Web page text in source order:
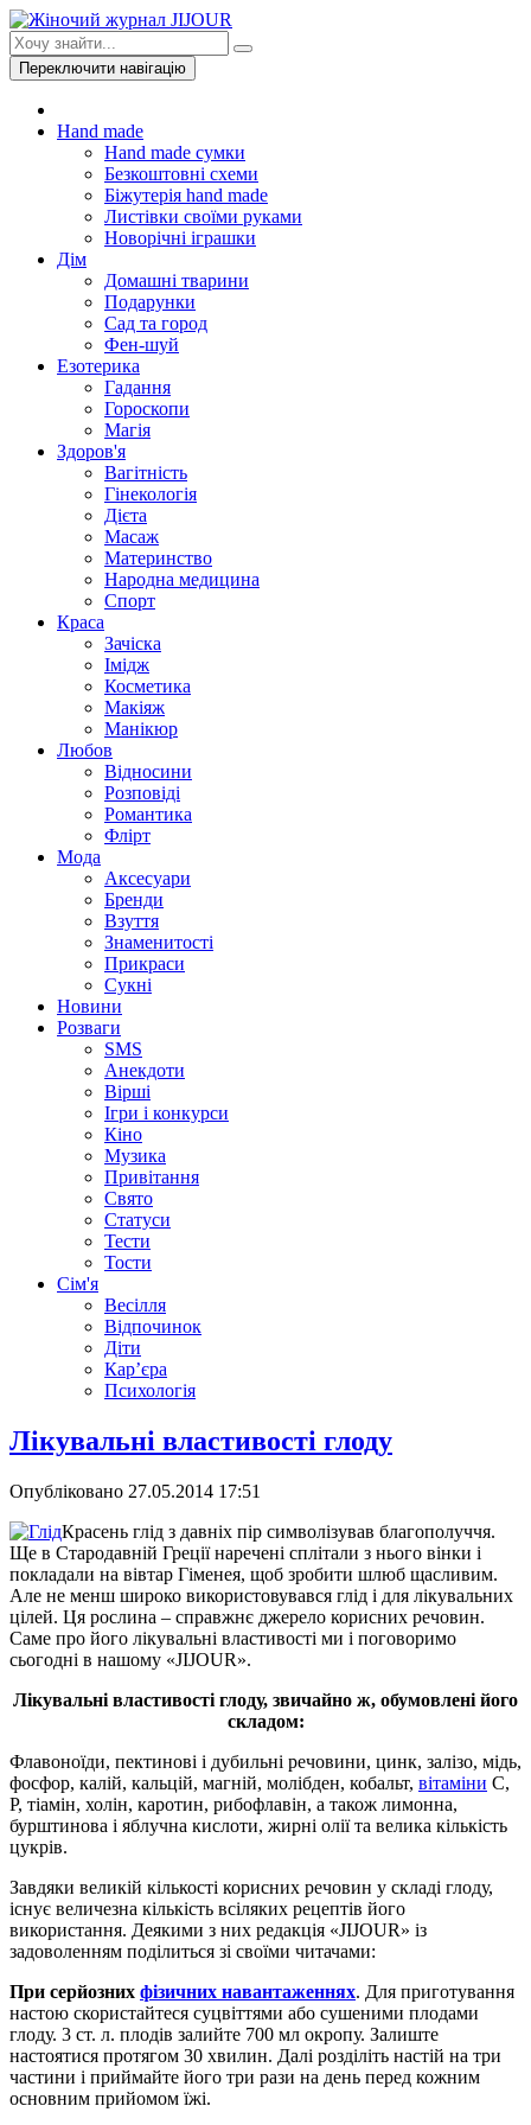
Переключити навігацію
Hand made
Hand made сумки
Безкоштовні схеми
Біжутерія hand made
Листівки своїми руками
Новорічні іграшки
Дім
Домашні тварини
Подарунки
Сад та город
Фен-шуй
Езотерика
Гадання
Гороскопи
Магія
Здоров'я
Вагітність
Гінекологія
Дієта
Масаж
Материнство
Народна медицина
Спорт
Краса
Зачіска
Імідж
Косметика
Макіяж
Манікюр
Любов
Відносини
Розповіді
Романтика
Флірт
Мода
Аксесуари
Бренди
Взуття
Знаменитості
Прикраси
Сукні
Новини
Розваги
SMS
Анекдоти
Вірші
Ігри і конкурси
Кіно
Музика
Привітання
Свято
Статуси
Тести
Тости
Сім'я
Весілля
Відпочинок
Діти
Кар’єра
Психологія
Лікувальні властивості глоду
Опубліковано 27.05.2014 17:51
Красень глід з давніх пір символізував благополуччя.
Ще в Стародавній Греції наречені сплітали з нього вінки і
покладали на вівтар Гіменея, щоб зробити шлюб щасливим.
Але не менш широко використовувався глід і для лікувальних
цілей. Ця рослина – справжнє джерело корисних речовин.
Саме про його лікувальні властивості ми і поговоримо
сьогодні в нашому «JIJOUR».
Лікувальні властивості глоду, звичайно ж, обумовлені його
складом:
Флавоноїди, пектинові і дубильні речовини, цинк, залізо, мідь,
фосфор, калій, кальцій, магній, молібден, кобальт, вітаміни С,
Р, тіамін, холін, каротин, рибофлавін, а також лимонна,
бурштинова і яблучна кислоти, жирні олії та велика кількість
цукрів.
Завдяки великій кількості корисних речовин у складі глоду,
існує величезна кількість всіляких рецептів його
використання. Деякими з них редакція «JIJOUR» із
задоволенням поділиться зі своїми читачами:
При серйозних фізичних навантаженнях. Для приготування
настою скористайтеся суцвіттями або сушеними плодами
глоду. 3 ст. л. плодів залийте 700 мл окропу. Залиште
настоятися протягом 30 хвилин. Далі розділіть настій на три
частини і приймайте його три рази на день перед кожним
основним прийомом їжі.